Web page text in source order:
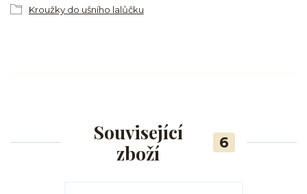
Kroužky do ušního lalůčku
Související
zboží
6